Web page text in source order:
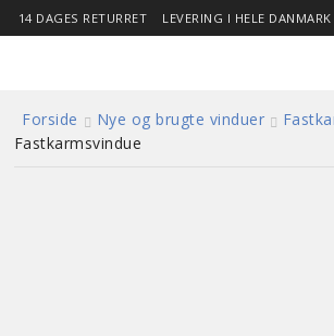
14 DAGES RETURRET LEVERING I HELE
Forside
Forside Nye og brugte vinduer
Fastkarmsvindue